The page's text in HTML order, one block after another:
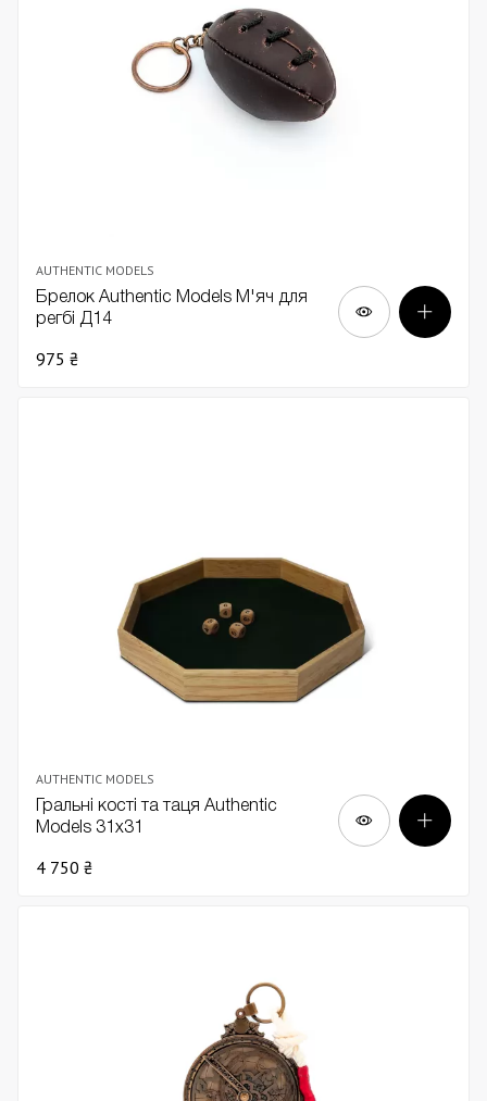
AUTHENTIC MODELS
Брелок Authentic Models М'яч для
регбі Д14
975 ₴
AUTHENTIC MODELS
Гральні кості та таця Authentic
Models 31х31
4 750 ₴